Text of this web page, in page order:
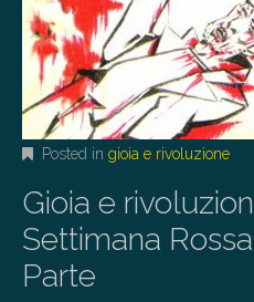
Posted in gioia e rivoluzione
Gioia e
Settimana
Parte